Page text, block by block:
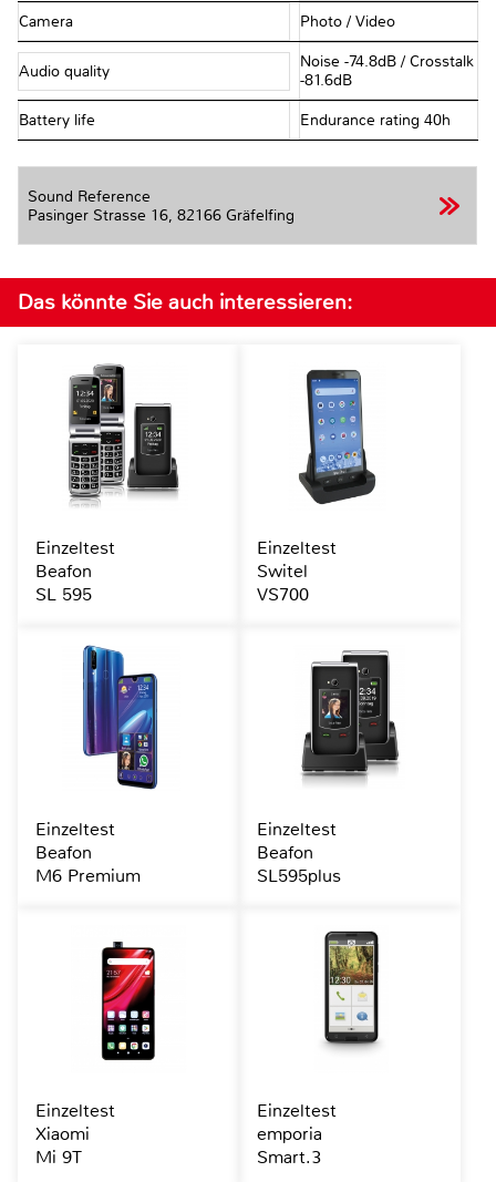
Camera Photo / Video
Audio quality
Noise -74.8dB / Crosstalk
-81.6dB
Battery life Endurance rating 40h
Sound Reference
Pasinger Strasse 16, 82166 Gräfelfing
Das könnte Sie auch interessieren:
Einzeltest
Beafon
SL 595
Einzeltest
Switel
VS700
Einzeltest
Beafon
M6 Premium
Einzeltest
Beafon
SL595plus
Einzeltest
Xiaomi
Mi 9T
Einzeltest
emporia
Smart.3